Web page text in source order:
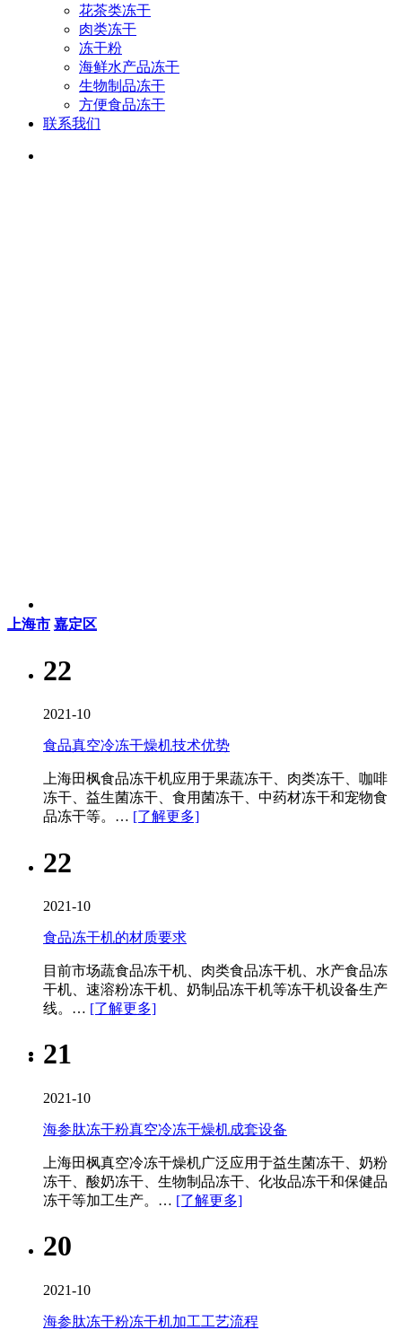
花茶类冻干
肉类冻干
冻干粉
海鲜水产品冻干
生物制品冻干
方便食品冻干
联系我们
上海市 嘉定区
22
2021-10
食品真空冷冻干燥机技术优势
上海田枫食品冻干机应用于果蔬冻干、肉类冻干、咖啡
冻干、益生菌冻干、食用菌冻干、中药材冻干和宠物食
品冻干等。… [了解更多]
22
2021-10
食品冻干机的材质要求
目前市场蔬食品冻干机、肉类食品冻干机、水产食品冻
干机、速溶粉冻干机、奶制品冻干机等冻干机设备生产
线。… [了解更多]
21
2021-10
海参肽冻干粉真空冷冻干燥机成套设备
上海田枫真空冷冻干燥机广泛应用于益生菌冻干、奶粉
冻干、酸奶冻干、生物制品冻干、化妆品冻干和保健品
冻干等加工生产。… [了解更多]
20
2021-10
海参肽冻干粉冻干机加工工艺流程